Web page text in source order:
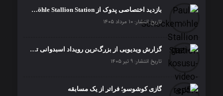
بازدید اختصاصی پدوک از Paul Schockemöhle Stallion Station | بزرگ‌ترین مرکز پرورش اسب آلمان
تاریخ انتشار: ۱۰ مرداد ۱۴۰۵
گزارش ویدیویی از بزرگ‌ترین رویداد اسبدوانی ترکیه
تاریخ انتشار: ۹ تیر ۱۴۰۵
گازی کوشوسو؛ فراتر از یک مسابقه